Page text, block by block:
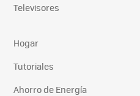
Televisores
Hogar
Tutoriales
Ahorro de Energía